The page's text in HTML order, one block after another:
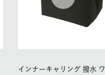
インナーキャリング 撥水